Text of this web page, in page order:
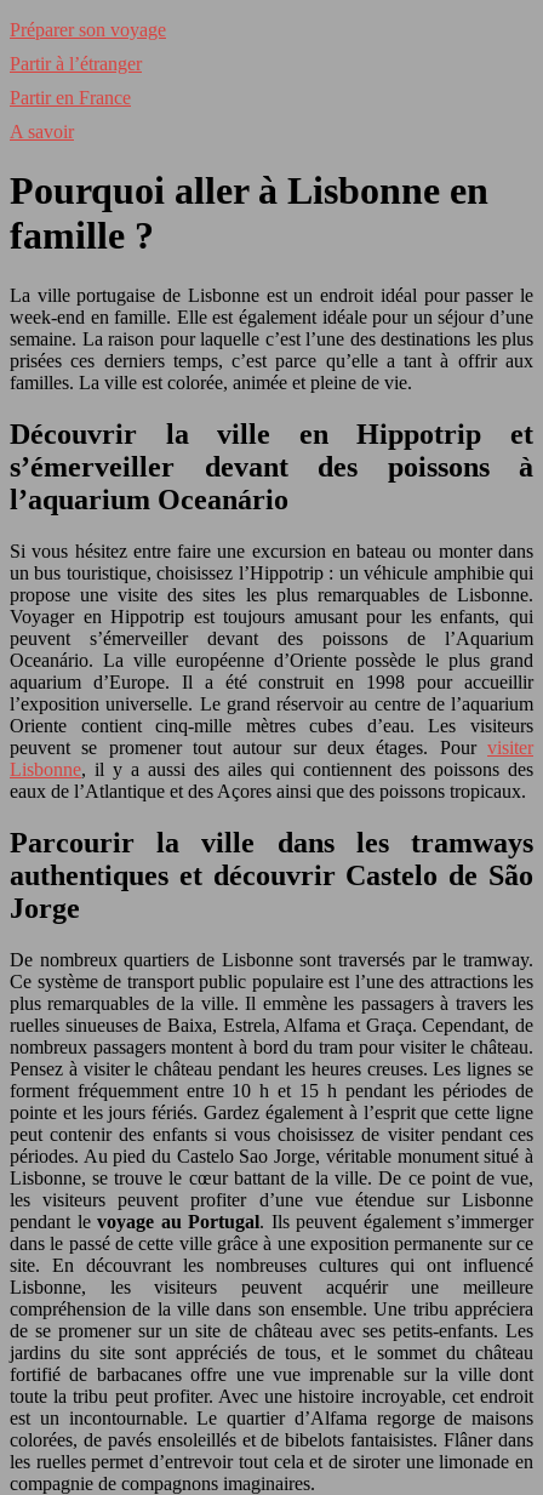
Préparer son voyage
Partir à l’étranger
Partir en France
A savoir
Pourquoi aller à Lisbonne en
famille ?
La ville portugaise de Lisbonne est un endroit idéal pour passer le
week-end en famille. Elle est également idéale pour un séjour d’une
semaine. La raison pour laquelle c’est l’une des destinations les plus
prisées ces derniers temps, c’est parce qu’elle a tant à offrir aux
familles. La ville est colorée, animée et pleine de vie.
Découvrir la ville en Hippotrip et
s’émerveiller devant des poissons à
l’aquarium Oceanário
Si vous hésitez entre faire une excursion en bateau ou monter dans
un bus touristique, choisissez l’Hippotrip : un véhicule amphibie qui
propose une visite des sites les plus remarquables de Lisbonne.
Voyager en Hippotrip est toujours amusant pour les enfants, qui
peuvent s’émerveiller devant des poissons de l’Aquarium
Oceanário. La ville européenne d’Oriente possède le plus grand
aquarium d’Europe. Il a été construit en 1998 pour accueillir
l’exposition universelle. Le grand réservoir au centre de l’aquarium
Oriente contient cinq-mille mètres cubes d’eau. Les visiteurs
peuvent se promener tout autour sur deux étages. Pour visiter
Lisbonne, il y a aussi des ailes qui contiennent des poissons des
eaux de l’Atlantique et des Açores ainsi que des poissons tropicaux.
Parcourir la ville dans les tramways
authentiques et découvrir Castelo de São
Jorge
De nombreux quartiers de Lisbonne sont traversés par le tramway.
Ce système de transport public populaire est l’une des attractions les
plus remarquables de la ville. Il emmène les passagers à travers les
ruelles sinueuses de Baixa, Estrela, Alfama et Graça. Cependant, de
nombreux passagers montent à bord du tram pour visiter le château.
Pensez à visiter le château pendant les heures creuses. Les lignes se
forment fréquemment entre 10 h et 15 h pendant les périodes de
pointe et les jours fériés. Gardez également à l’esprit que cette ligne
peut contenir des enfants si vous choisissez de visiter pendant ces
périodes. Au pied du Castelo Sao Jorge, véritable monument situé à
Lisbonne, se trouve le cœur battant de la ville. De ce point de vue,
les visiteurs peuvent profiter d’une vue étendue sur Lisbonne
pendant levoyage au Portugal. Ils peuvent également s’immerger
dans le passé de cette ville grâce à une exposition permanente sur ce
site. En découvrant les nombreuses cultures qui ont influencé
Lisbonne, les visiteurs peuvent acquérir une meilleure
compréhension de la ville dans son ensemble. Une tribu appréciera
de se promener sur un site de château avec ses petits-enfants. Les
jardins du site sont appréciés de tous, et le sommet du château
fortifié de barbacanes offre une vue imprenable sur la ville dont
toute la tribu peut profiter. Avec une histoire incroyable, cet endroit
est un incontournable. Le quartier d’Alfama regorge de maisons
colorées, de pavés ensoleillés et de bibelots fantaisistes. Flâner dans
les ruelles permet d’entrevoir tout cela et de siroter une limonade en
compagnie de compagnons imaginaires.